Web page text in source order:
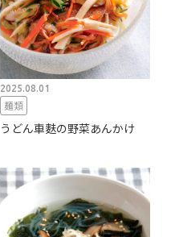
2025.08.01
麺類
うどん車麩の野菜あんかけ